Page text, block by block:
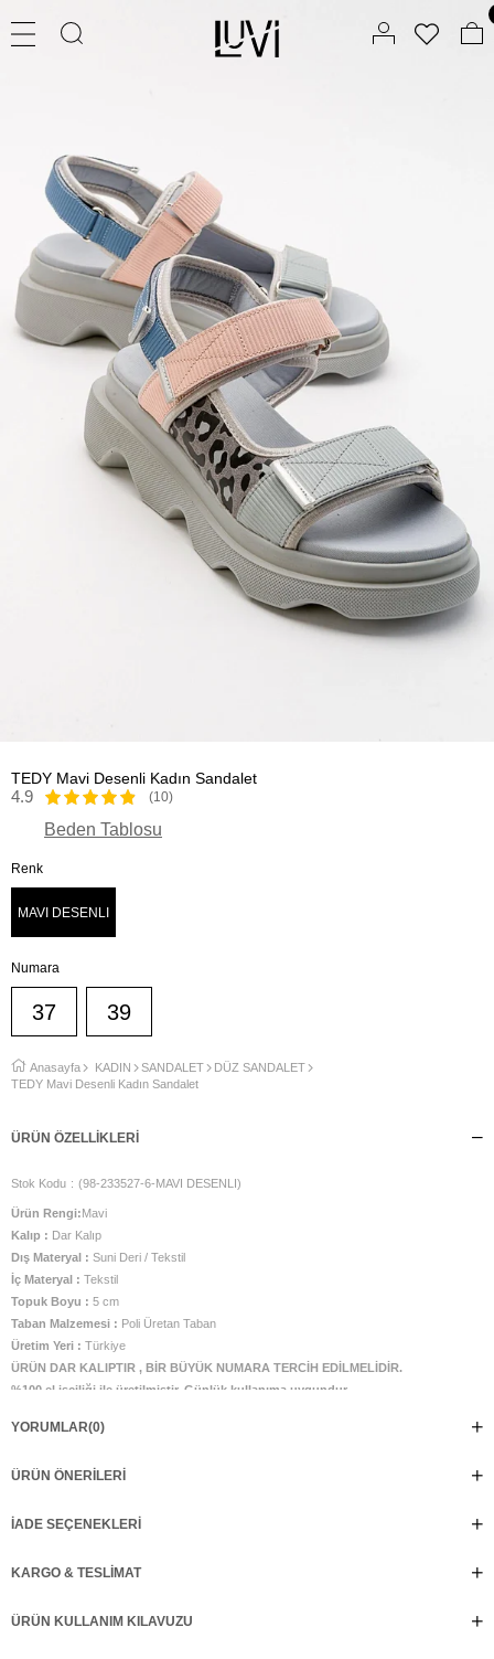
TEDY Mavi Desenli Kadın Sandalet
4.9 (10)
Beden Tablosu
Renk
MAVI DESENLI
Numara
37 39
Anasayfa KADIN SANDALET
DÜZ SANDALET
TEDY Mavi Desenli Kadın Sandalet
ÜRÜN ÖZELLIKLERI
Stok Kodu (98-233527-6-MAVI DESENLI)
Ürün Rengi:Mavi
Kalıp : Dar Kalıp
Dış Materyal : Suni Deri / Tekstil
İç Materyal : Tekstil
Topuk Boyu : 5 cm
Taban Malzemesi : Poli Üretan Taban
Üretim Yeri : Türkiye
ÜRÜN DAR KALIPTIR , BİR BÜYÜK NUMARA TERCİH EDİLMELİDİR.
%100 el işçiliği ile üretilmiştir. Günlük kullanıma uygundur.
YORUMLAR(0)
ÜRÜN ÖNERILERI
İADE SEÇENEKLERI
KARGO & TESLIMAT
ÜRÜN KULLANIM KILAVUZU